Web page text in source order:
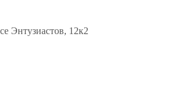
Энтузиастов, 12к2